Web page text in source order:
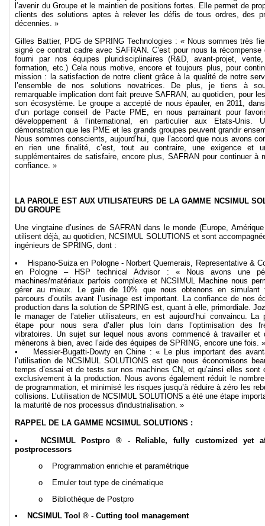
l’avenir du Groupe et le maintien de positions fortes. Elle permet de
clients des solutions aptes à relever les défis de tous ordres, des
décennies. »
Gilles Battier, PDG de SPRING Technologies : « Nous sommes très
signé ce contrat cadre avec SAFRAN. C’est pour nous la récompense
fourni par nos équipes pluridisciplinaires (R&D, avant-projet,
formation, etc.) Cela nous motive, encore et toujours plus, pour
mission : la satisfaction de notre client grâce à la qualité de notre
l’ensemble de nos solutions novatrices. De plus, je tiens à
remarquable implication dont fait preuve SAFRAN, au quotidien, pour
son écosystème. Le groupe a accepté de nous épauler, en 2011,
d’un portage conseil de Pacte PME, en nous parrainant pour
développement à l’international, en particulier aux Etats-Unis.
démonstration que les PME et les grands groupes peuvent grandir
Nous sommes conscients, aujourd’hui, que l’accord que nous avons
en rien une finalité, c’est, tout au contraire, une exigence et
supplémentaires de satisfaire, encore plus, SAFRAN pour continuer à
confiance. »
LA PAROLE EST AUX UTILISATEURS DE LA GAMME NCSIMUL
DU GROUPE
Une vingtaine d’usines de SAFRAN dans le monde (Europe,
utilisent déjà, au quotidien, NCSIMUL SOLUTIONS et sont
ingénieurs de SPRING, dont :
• Hispano-Suiza en Pologne - Norbert Quemerais, Representative &
en Pologne – HSP technical Advisor : « Nous avons une
machines/matériaux parfois complexe et NCSIMUL Machine nous
gérer au mieux. Le gain de 10% que nous obtenons en simulant
parcours d’outils avant l’usinage est important. La confiance de nos
production dans la solution de SPRING est, quant à elle, primordiale.
le manager de l’atelier utilisateurs, en est aujourd’hui convaincu. La
étape pour nous sera d’aller plus loin dans l’optimisation des
vibratoires. Un sujet sur lequel nous avons commencé à travailler et
mènerons à bien, avec l’aide des équipes de SPRING, encore une fois. »
• Messier-Bugatti-Dowty en Chine : « Le plus important des
l’utilisation de NCSIMUL SOLUTIONS est que nous économisons
temps d’essai et de tests sur nos machines CN, et qu’ainsi elles sont
exclusivement à la production. Nous avons également réduit le
de programmation, et minimisé les risques jusqu’à réduire à zéro les
collisions. L’utilisation de NCSIMUL SOLUTIONS a été une étape
la maturité de nos processus d'industrialisation. »
RAPPEL DE LA GAMME NCSIMUL SOLUTIONS :
• NCSIMUL Postpro ® - Reliable, fully customized yet
postprocessors
o Programmation enrichie et paramétrique
o Emuler tout type de cinématique
o Bibliothèque de Postpro
• NCSIMUL Tool ® - Cutting tool management